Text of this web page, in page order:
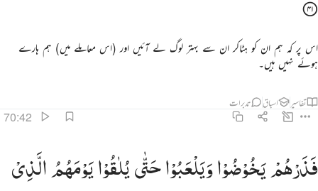
اس پر کہ ہم ان کو ہٹاکر ان سے بہتر لوگ لے آئیں اور (اس معاملے میں) ہم ہارے
ہوئے نہیں ہیں۔
تفاسیر اسباق تدبرات
70:42
فذرهم يخوضوا ويلعبوا حتى يلاقوا يومهم الذي يوعدون ٤٢
فَذَرْهُمْ يَخُوضُوا۟ وَيَلْعَبُوا۟ حَتَّىٰ يُلَـٰقُوا۟ يَوْمَهُمُ ٱلَّذِى يُوعَدُونَ ٤٢
فَذَرْهُمْیَخُوْضُوْاوَیَلْعَبُوْاحَتّٰییُلٰقُوْایَوْمَهُمُالَّذِیْ